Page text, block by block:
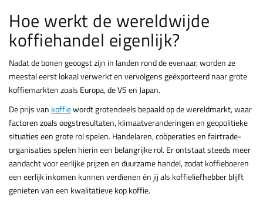
Hoe werkt de wereldwijde
koffiehandel eigenlijk?
Nadat de bonen geoogst zijn in landen rond de evenaar, worden ze
meestal eerst lokaal verwerkt en vervolgens geëxporteerd naar grote
koffiemarkten zoals Europa, de VS en Japan.
De prijs van koffiewordt grotendeels bepaald op de wereldmarkt, waar
factoren zoals oogstresultaten, klimaatveranderingen en geopolitieke
situaties een grote rol spelen. Handelaren, coöperaties en fairtrade-
organisaties spelen hierin een belangrijke rol. Er ontstaat steeds meer
aandacht voor eerlijke prijzen en duurzame handel, zodat koffieboeren
een eerlijk inkomen kunnen verdienen én jij als koffieliefhebber blijft
genieten van een kwalitatieve kop koffie.